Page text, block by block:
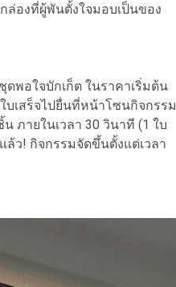
ล่องที่ผู้พันตั้งใจมอบเป็นของ
อใจบักเก็ต ในราคาเริ่มต้น
บเสร็จไปยื่นที่หน้าโซนกิจกรรม
ภายในเวลา 30 วินาที (1 ใบ
ว! กิจกรรมจัดขึ้นตั้งแต่เวลา